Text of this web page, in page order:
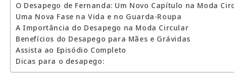
O Desapego de Fernanda: Um Novo Capítulo na Moda
Uma Nova Fase na Vida e no Guarda-Roupa
A Importância do Desapego na Moda Circular
Benefícios do Desapego para Mães e Grávidas
Assista ao Episódio Completo
Dicas para o desapego: